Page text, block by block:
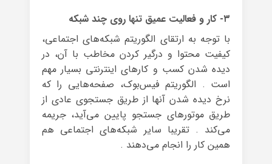
۳- کار و فعالیت عمیق تنها روی چند شبکه
با توجه به ارتقای الگوریتم‌ شبکه‌های اجتماعی،
کیفیت محتوا و درگیر کردن مخاطب با آن، در
دیده شدن کسب و کارهای اینترنتی بسیار مهم
است . الگوریتم فیس‌بوک، صفحه‌هایی را که
نرخ دیده شدن آنها از طریق جستجوی عادی از
طریق موتورهای جستجو پایین می‌آید، جریمه
می‌کند . تقریبا سایر شبکه‌های اجتماعی هم
همین کار را انجام می‌دهند .